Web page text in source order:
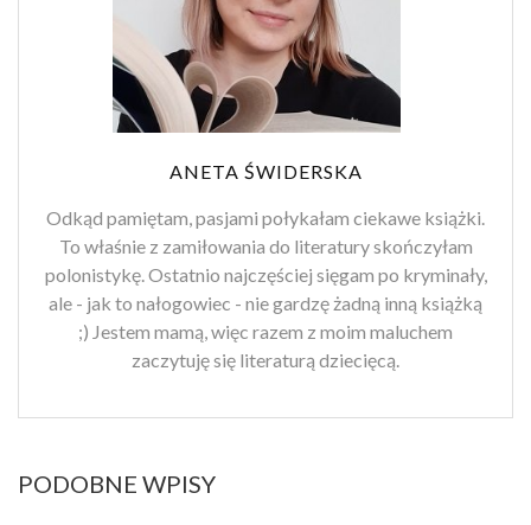
ANETA ŚWIDERSKA
Odkąd pamiętam, pasjami połykałam ciekawe książki.
To właśnie z zamiłowania do literatury skończyłam
polonistykę. Ostatnio najczęściej sięgam po kryminały,
ale - jak to nałogowiec - nie gardzę żadną inną książką
;) Jestem mamą, więc razem z moim maluchem
zaczytuję się literaturą dziecięcą.
PODOBNE WPISY